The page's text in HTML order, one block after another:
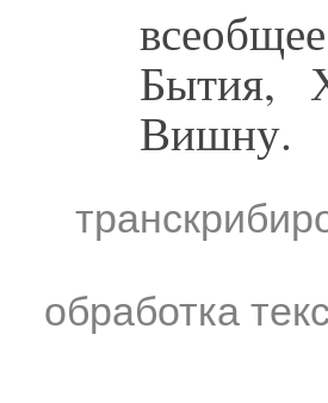
Бытия,
Вишну.
обработка